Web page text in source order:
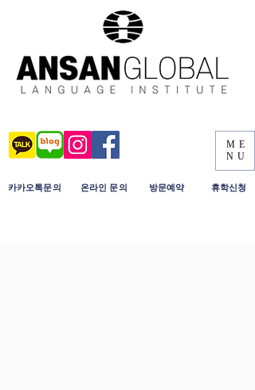
​카카오톡문의 ​온라인 문의 ​방문예약
ME
NU
휴학신청